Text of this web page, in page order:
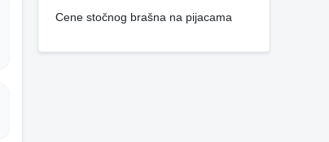
Cene stočnog brašna na pijacama